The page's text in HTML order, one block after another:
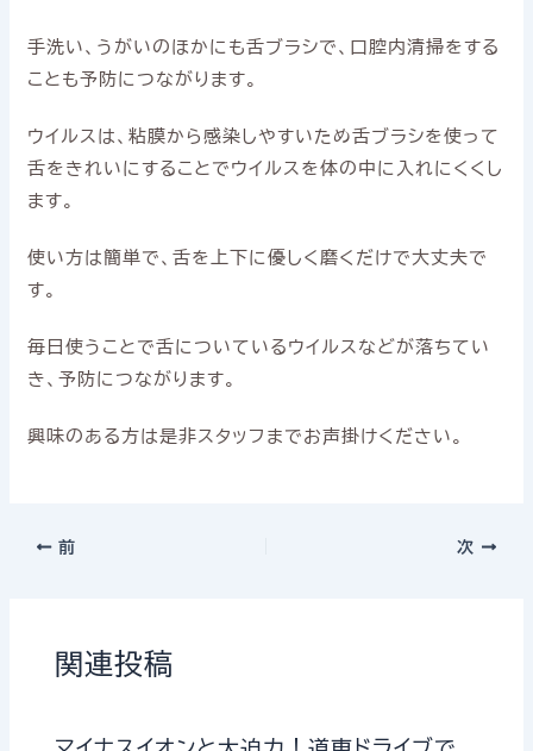
手洗い、うがいのほかにも舌ブラシで、口腔内清掃をする
ことも予防につながります。
ウイルスは、粘膜から感染しやすいため舌ブラシを使って
舌をきれいにすることでウイルスを体の中に入れにくくし
ます。
使い方は簡単で、舌を上下に優しく磨くだけで大丈夫で
す。
毎日使うことで舌についているウイルスなどが落ちてい
き、予防につながります。
興味のある方は是非スタッフまでお声掛けください。
前 次
関連投稿